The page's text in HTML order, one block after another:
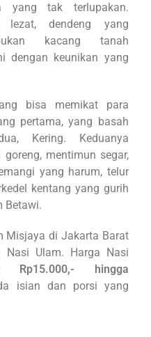
yang tak terlupakan.
lezat, dendeng yang
kacang tanah
dengan keunikan yang
bisa memikat para
pertama, yang basah
Kering. Keduanya
mentimun segar,
yang harum, telur
kentang yang gurih
Betawi.
Misjaya di Jakarta Barat
Ulam. Harga Nasi
Rp15.000,- hingga
isian dan porsi yang